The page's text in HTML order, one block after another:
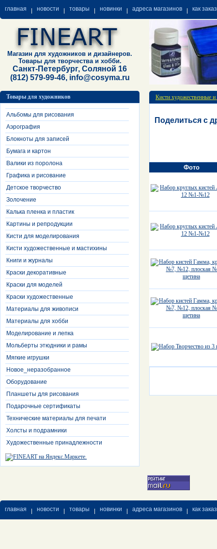
главная новости товары новинки адреса магазинов как
Магазин для художников и дизайнеров.
Товары для творчества и хобби.
Санкт-Петербург, Соляной 16
(812) 579-99-46, info@cosyma.ru
Товары для художников
Альбомы для рисования
Аэрография
Блокноты для записей
Бумага и картон
Валики из поролона
Графика и рисование
Детское творчество
Золочение
Калька пленка и пластик
Картины и репродукции
Кисти для моделирования
Кисти художественные и мастихины
Книги и журналы
Краски декоративные
Краски для моделей
Краски художественные
Материалы для живописи
Материалы для хобби
Моделирование и лепка
Мольберты этюдники и рамы
Мягкие игрушки
Новое_неразобранное
Оборудование
Планшеты для рисования
Подарочные сертификаты
Технические материалы для печати
Холсты и подрамники
Художественные принадлежности
Кисти художественные
Поделиться с
Фото
главная новости товары новинки адреса магазинов как